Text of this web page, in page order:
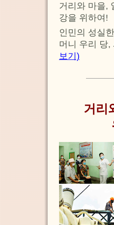
거리와 마을,
강을 위하여!
인민의 성실
머니 우리 당,
보기)
거리